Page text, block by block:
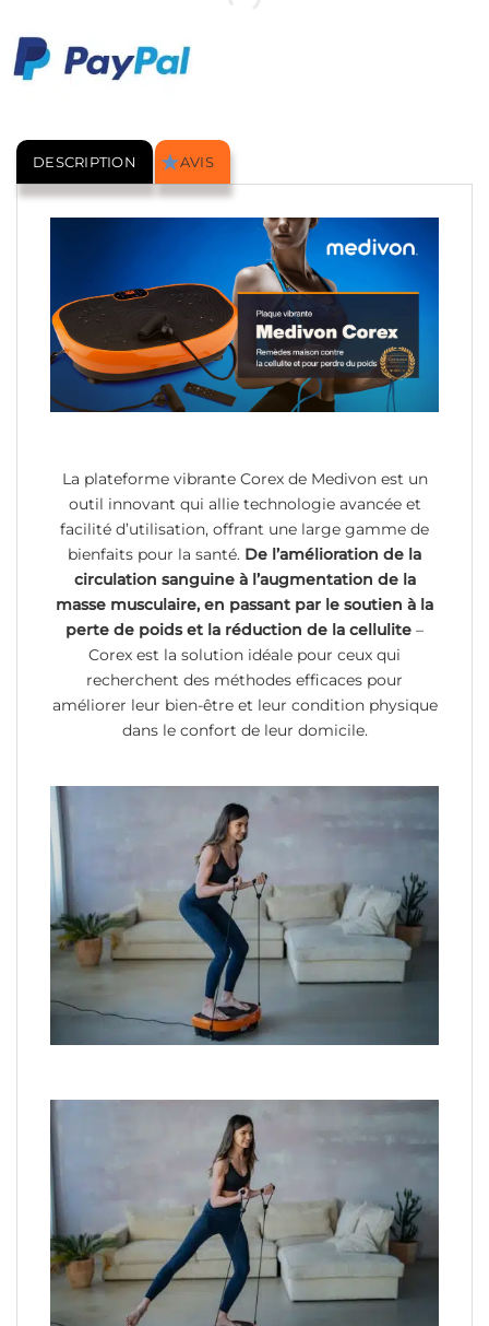
DESCRIPTION AVIS
La plateforme vibrante Corex de Medivon est un
outil innovant qui allie technologie avancée et
facilité d’utilisation, offrant une large gamme de
bienfaits pour la santé. De l’amélioration de la
circulation sanguine à l’augmentation de la
masse musculaire, en passant par le soutien à la
perte de poids et la réduction de la cellulite –
Corex est la solution idéale pour ceux qui
recherchent des méthodes efficaces pour
améliorer leur bien-être et leur condition physique
dans le confort de leur domicile.